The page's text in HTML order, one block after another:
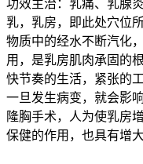
功效主治：乳痛、乳腺
乳，乳房，即此处穴位
物质中的经水不断汽化
用，是乳房肌肉承固的
快节奏的生活，紧张的
一旦发生病变，就会影
隆胸手术，人为使乳房
保健的作用，也具有增